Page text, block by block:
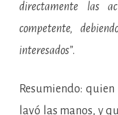
directamente las
competente,
interesados”.
Resumiendo:
lavó las manos, y